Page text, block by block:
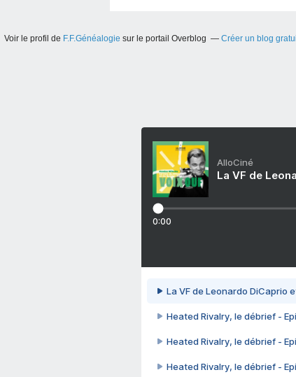
Voir le profil de F.F.Généalogie sur le portail Overblog Créer un blog
AlloCiné
La VF de
0:00
La VF de Leonardo DiCaprio
Heated Rivalry, le débrief -
Heated Rivalry, le débrief -
Heated Rivalry, le débrief -